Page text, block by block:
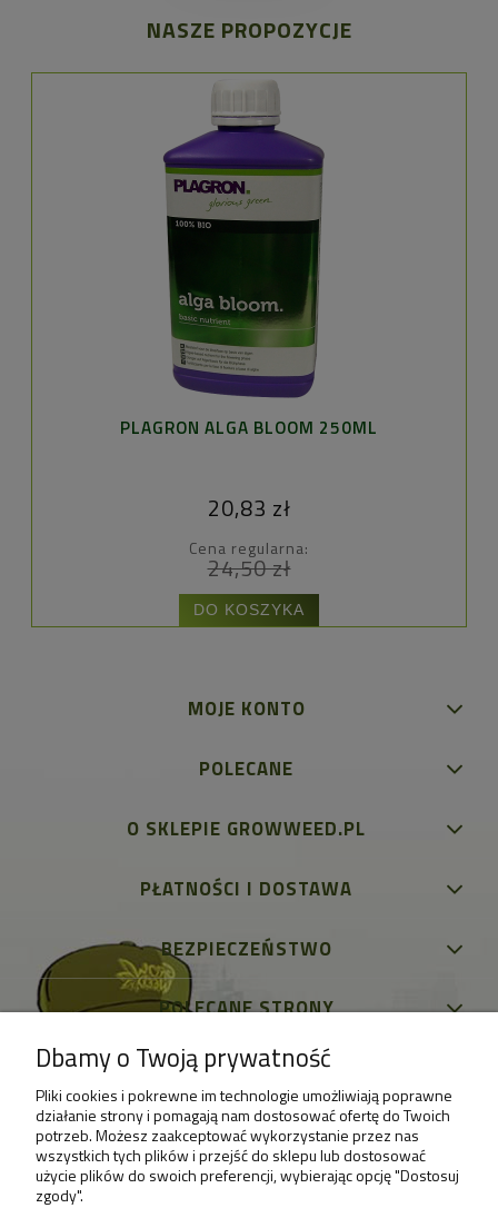
NASZE PROPOZYCJE
PLAGRON ALGA BLOOM 250ML
20,83 zł
Cena regularna:
24,50 zł
DO KOSZYKA
MOJE KONTO
POLECANE
O SKLEPIE GROWWEED.PL
PŁATNOŚCI I DOSTAWA
BEZPIECZEŃSTWO
POLECANE STRONY
Dbamy o Twoją prywatność
Pliki cookies i pokrewne im technologie umożliwiają poprawne
działanie strony i pomagają nam dostosować ofertę do Twoich
potrzeb. Możesz zaakceptować wykorzystanie przez nas
wszystkich tych plików i przejść do sklepu lub dostosować
użycie plików do swoich preferencji, wybierając opcję "Dostosuj
zgody".